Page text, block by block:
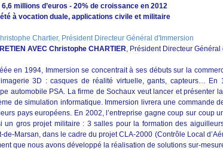
6,6 millions d’euros - 20% de croissance en 2012
à vocation duale, applications civile et militaire
AVEC Christophe CHARTIER, Président Directeur Général
en 1994, Immersion se concentrait à ses débuts sur la
3D : casques de réalité virtuelle, gants, capteurs… En
automobile PSA. La firme de Sochaux veut lancer et présenter
de simulation informatique. Immersion livrera une commande
pays européens. En 2002, l’entreprise gagne coup sur coup
un gros projet militaire : 3 salles pour la formation des
de-Marsan, dans le cadre du projet CLA-2000 (Contrôle Local
que nous avons développé la réalisation de solutions sur-